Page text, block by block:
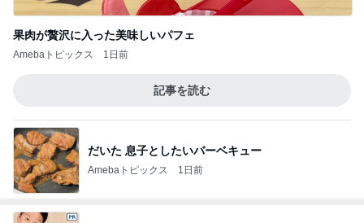
果肉が贅沢に入った美味しいパフェ
Amebaトピックス 1日前
記事を読む
だいた 息子としたいバーベキュー
Amebaトピックス 1日前